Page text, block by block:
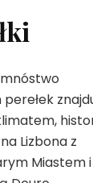
Lizbona z
Miastem i